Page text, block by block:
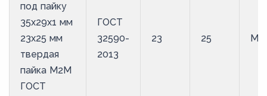
под пайку
35х29х1 мм
23х25 мм
твердая
пайка М2М
ГОСТ
ГОСТ
32590-
2013
23 25